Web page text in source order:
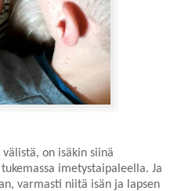
on isäkin siinä
imetystaipaleella. Ja
varmasti niitä isän ja lapsen